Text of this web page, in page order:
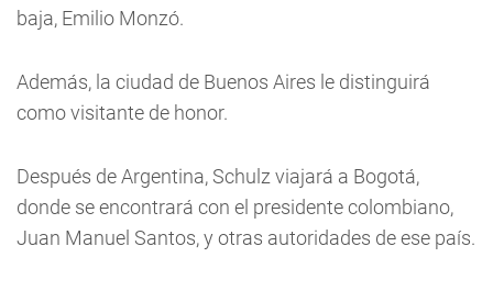
baja, Emilio Monzó.
Además, la ciudad de Buenos Aires le distinguirá
como visitante de honor.
Después de Argentina, Schulz viajará a Bogotá,
donde se encontrará con el presidente colombiano,
Juan Manuel Santos, y otras autoridades de ese país.